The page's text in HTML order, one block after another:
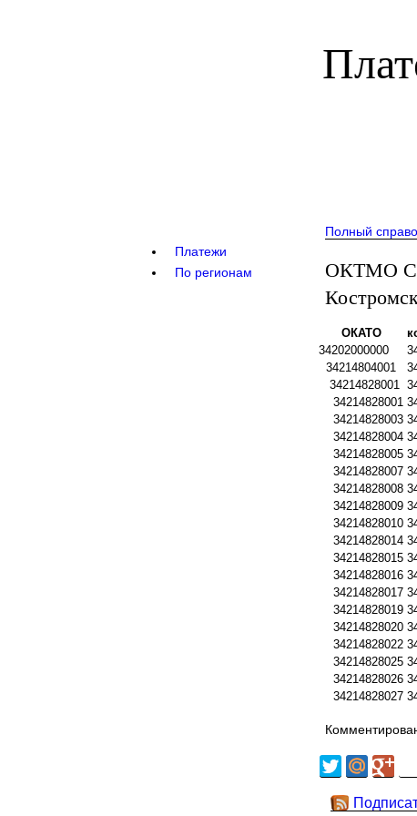
Платежи
По регионам
Полный
ОКТМО
ОКАТО
34202000000
34214804001
34214828001
34214828001
34214828003
34214828004
34214828005
34214828007
34214828008
34214828009
34214828010
34214828014
34214828015
34214828016
34214828017
34214828019
34214828020
34214828022
34214828025
34214828026
34214828027